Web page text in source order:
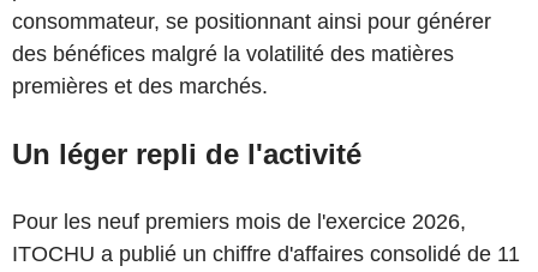
consommateur, se positionnant ainsi pour générer
des bénéfices malgré la volatilité des matières
premières et des marchés.
Un léger repli de l'activité
Pour les neuf premiers mois de l'exercice 2026,
ITOCHU a publié un chiffre d'affaires consolidé de 11